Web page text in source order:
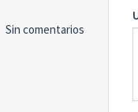
Sin comentarios